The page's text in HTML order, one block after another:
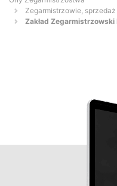
Zegarmistrzowie,
Zakład